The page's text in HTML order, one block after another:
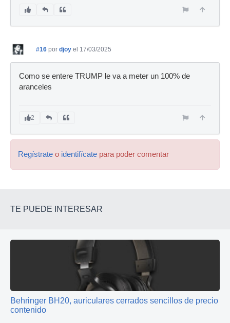
#16 por djoy el 17/03/2025
Como se entere TRUMP le va a meter un 100% de
aranceles
2
Regístrate o identifícate para poder comentar
TE PUEDE INTERESAR
Behringer BH20, auriculares cerrados sencillos de precio
contenido